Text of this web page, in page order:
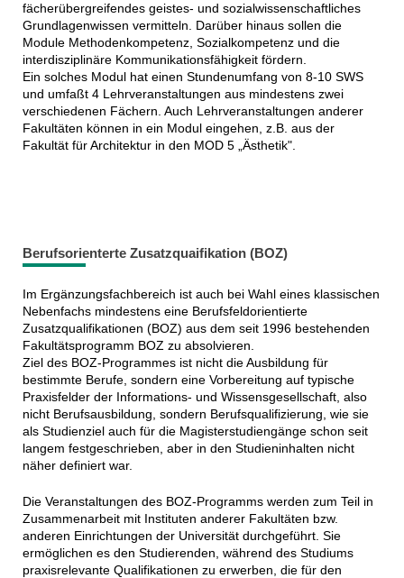
fächerübergreifendes geistes- und sozialwissenschaftliches
Grundlagenwissen vermitteln. Darüber hinaus sollen die
Module Methodenkompetenz, Sozialkompetenz und die
interdisziplinäre Kommunikationsfähigkeit fördern.
Ein solches Modul hat einen Stundenumfang von 8-10 SWS
und umfaßt 4 Lehrveranstaltungen aus mindestens zwei
verschiedenen Fächern. Auch Lehrveranstaltungen anderer
Fakultäten können in ein Modul eingehen, z.B. aus der
Fakultät für Architektur in den MOD 5 „Ästhetik".
Berufsorienterte Zusatzquaifikation (BOZ)
Im Ergänzungsfachbereich ist auch bei Wahl eines klassischen
Nebenfachs mindestens eine Berufsfeldorientierte
Zusatzqualifikationen (BOZ) aus dem seit 1996 bestehenden
Fakultätsprogramm BOZ zu absolvieren.
Ziel des BOZ-Programmes ist nicht die Ausbildung für
bestimmte Berufe, sondern eine Vorbereitung auf typische
Praxisfelder der Informations- und Wissensgesellschaft, also
nicht Berufsausbildung, sondern Berufsqualifizierung, wie sie
als Studienziel auch für die Magisterstudiengänge schon seit
langem festgeschrieben, aber in den Studieninhalten nicht
näher definiert war.
Die Veranstaltungen des BOZ-Programms werden zum Teil in
Zusammenarbeit mit Instituten anderer Fakultäten bzw.
anderen Einrichtungen der Universität durchgeführt. Sie
ermöglichen es den Studierenden, während des Studiums
praxisrelevante Qualifikationen zu erwerben, die für den